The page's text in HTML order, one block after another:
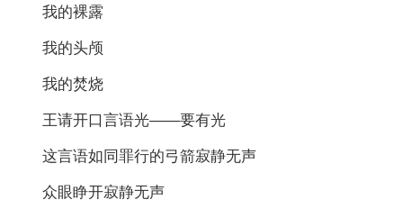
我的裸露
我的头颅
我的焚烧
王请开口言语光——要有光
这言语如同罪行的弓箭寂静无声
众眼睁开寂静无声